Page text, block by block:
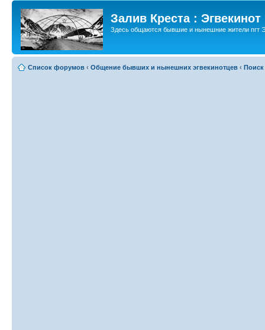
Залив Креста : Эгвекинот
Здесь общаются бывшие и нынешние жители пгт
Список форумов ‹ Общение бывших и нынешних эгвекинотцев ‹ Поиск